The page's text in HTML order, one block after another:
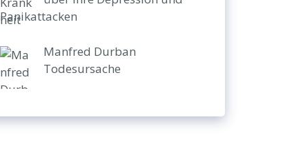
Panikattacken
Manfred Durban
Todesursache